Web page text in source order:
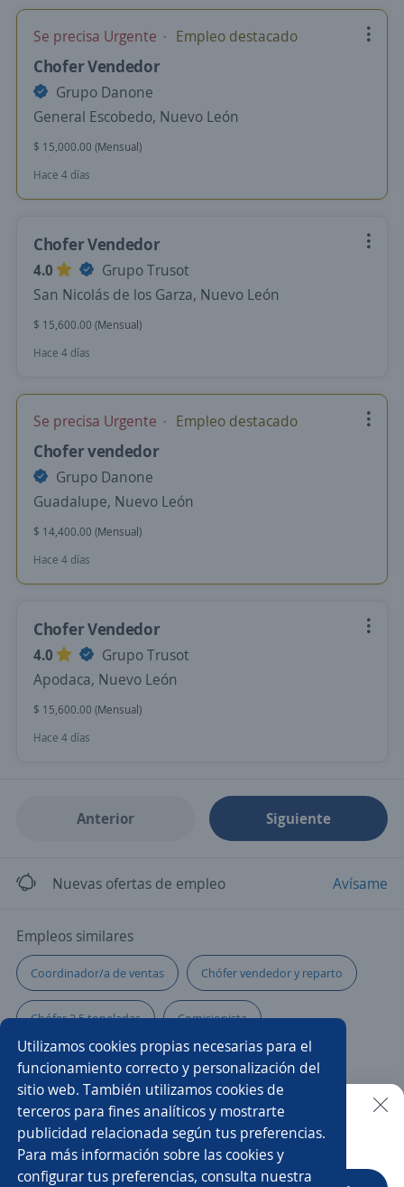
Utilizamos cookies propias necesarias para el
funcionamiento correcto y personalización del
sitio web. También utilizamos cookies de
terceros para fines analíticos y mostrarte
publicidad relacionada según tus preferencias.
Para más información sobre las cookies y
configurar tus preferencias, consulta nuestra
Se precisa Urgente Empleo destacado
Chofer Vendedor
Grupo Danone
General Escobedo, Nuevo León
$ 15,000.00 (Mensual)
Hace 4 días
Chofer Vendedor
4.0
Grupo Trusot
San Nicolás de los Garza, Nuevo León
$ 15,600.00 (Mensual)
Hace 4 días
Se precisa Urgente Empleo destacado
Chofer vendedor
Grupo Danone
Guadalupe, Nuevo León
$ 14,400.00 (Mensual)
Hace 4 días
Chofer Vendedor
4.0
Grupo Trusot
Apodaca, Nuevo León
$ 15,600.00 (Mensual)
Hace 4 días
Anterior Siguiente
Nuevas ofertas de empleo Avísame
Empleos similares
Coordinador/a de ventas Chófer vendedor y reparto
Chófer 3.5 toneladas Comisionista
Vendedor autoventa Chófer de reparto
Chófer vendedor al detalle Asesor/a de ventas
Promovendedor/a Ayudante
Buscar es más fácil en la app